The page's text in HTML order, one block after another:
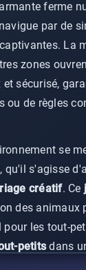
ferme
par de
La
zones
sécurisé,
ou de règles
se
qu'il s'agisse
créatif. Ce
des
les tout-
petitsdans